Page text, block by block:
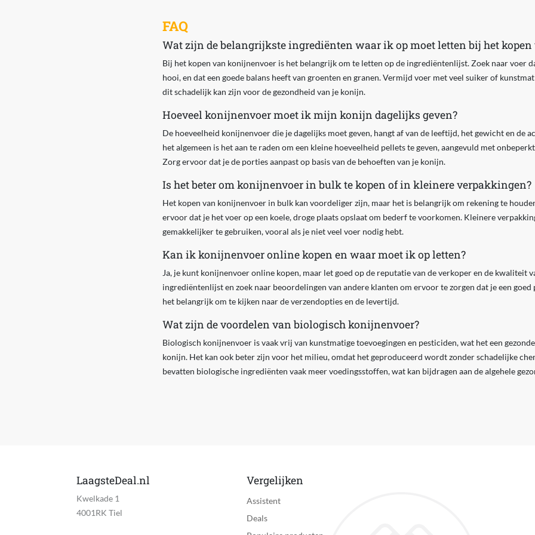
FAQ
Wat zijn de belangrijkste ingrediënten waar ik op moet letten bij het
Bij het kopen van konijnenvoer is het belangrijk om te letten op de ingrediëntenlijst. Zoek naar voer
hooi, en dat een goede balans heeft van groenten en granen. Vermijd voer met veel suiker of
dit schadelijk kan zijn voor de gezondheid van je konijn.
Hoeveel konijnenvoer moet ik mijn konijn dagelijks geven?
De hoeveelheid konijnenvoer die je dagelijks moet geven, hangt af van de leeftijd, het gewicht en de
het algemeen is het aan te raden om een kleine hoeveelheid pellets te geven, aangevuld met
Zorg ervoor dat je de porties aanpast op basis van de behoeften van je konijn.
Is het beter om konijnenvoer in bulk te kopen of in kleinere verpakkingen?
Het kopen van konijnenvoer in bulk kan voordeliger zijn, maar het is belangrijk om rekening te
ervoor dat je het voer op een koele, droge plaats opslaat om bederf te voorkomen. Kleinere
gemakkelijker te gebruiken, vooral als je niet veel voer nodig hebt.
Kan ik konijnenvoer online kopen en waar moet ik op letten?
Ja, je kunt konijnenvoer online kopen, maar let goed op de reputatie van de verkoper en de kwaliteit
ingrediëntenlijst en zoek naar beoordelingen van andere klanten om ervoor te zorgen dat je een
het belangrijk om te kijken naar de verzendopties en de levertijd.
Wat zijn de voordelen van biologisch konijnenvoer?
Biologisch konijnenvoer is vaak vrij van kunstmatige toevoegingen en pesticiden, wat het een
konijn. Het kan ook beter zijn voor het milieu, omdat het geproduceerd wordt zonder schadelijke
bevatten biologische ingrediënten vaak meer voedingsstoffen, wat kan bijdragen aan de algehele
LaagsteDeal.nl
Kwelkade 1
4001RK Tiel
Vergelijken
Assistent
Deals